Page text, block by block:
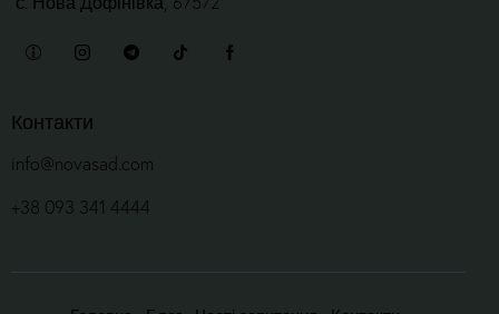
Контакти
info@novasad.com
+38 093 341 4444